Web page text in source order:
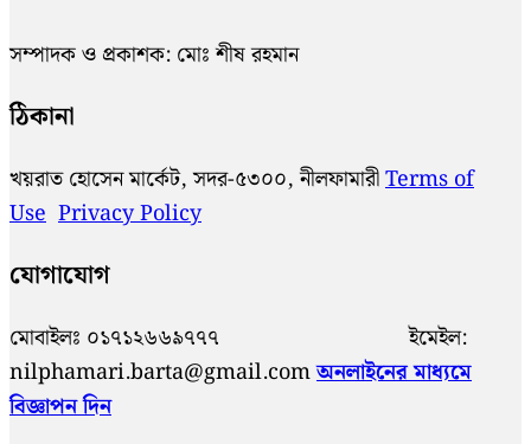
সম্পাদক ও প্রকাশক: মোঃ শীষ রহমান
ঠিকানা
খয়রাত হোসেন মার্কেট, সদর-৫৩০০, নীলফামারীTerms of
Use Privacy Policy
যোগাযোগ
মোবাইলঃ ০১৭১২৬৬৯৭৭৭ ইমেইল:
nilphamari.barta@gmail.comঅনলাইনের মাধ্যমে
বিজ্ঞাপন দিন